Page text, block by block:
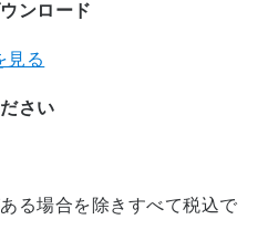
ンロード
見る
さい
る場合を除きすべて税込で